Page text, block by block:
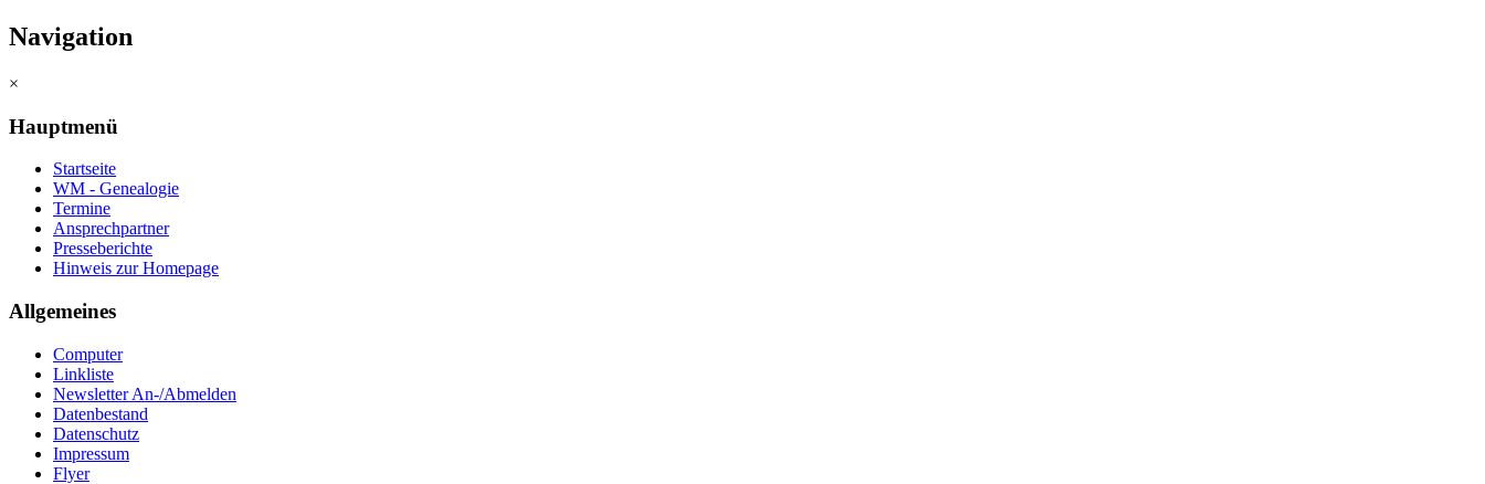
Navigation
×
Hauptmenü
Startseite
WM - Genealogie
Termine
Ansprechpartner
Presseberichte
Hinweis zur Homepage
Allgemeines
Computer
Linkliste
Newsletter An-/Abmelden
Datenbestand
Datenschutz
Impressum
Flyer